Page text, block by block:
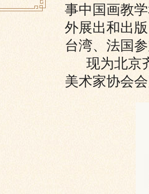
事中国画教
外展出和出
台湾、法国
现为北京齐
美术家协会